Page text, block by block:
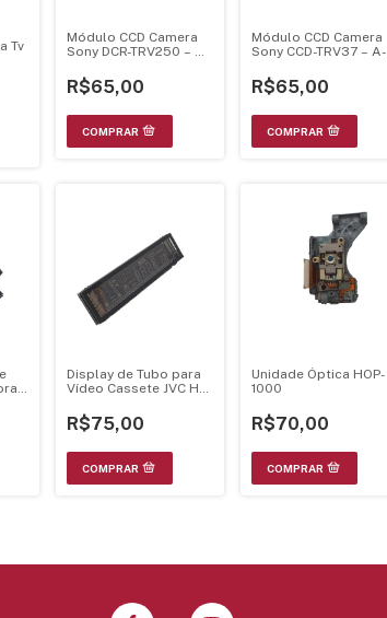
Tv
Módulo CCD Camera
Sony DCR-TRV250 – A-
R$65,00
Módulo CCD Camera
Sony CCD-TRV37 – A-
R$65,00
Display de Tubo para
Vídeo Cassete JVC HR-
R$75,00
Unidade Óptica HOP-
1000
R$70,00